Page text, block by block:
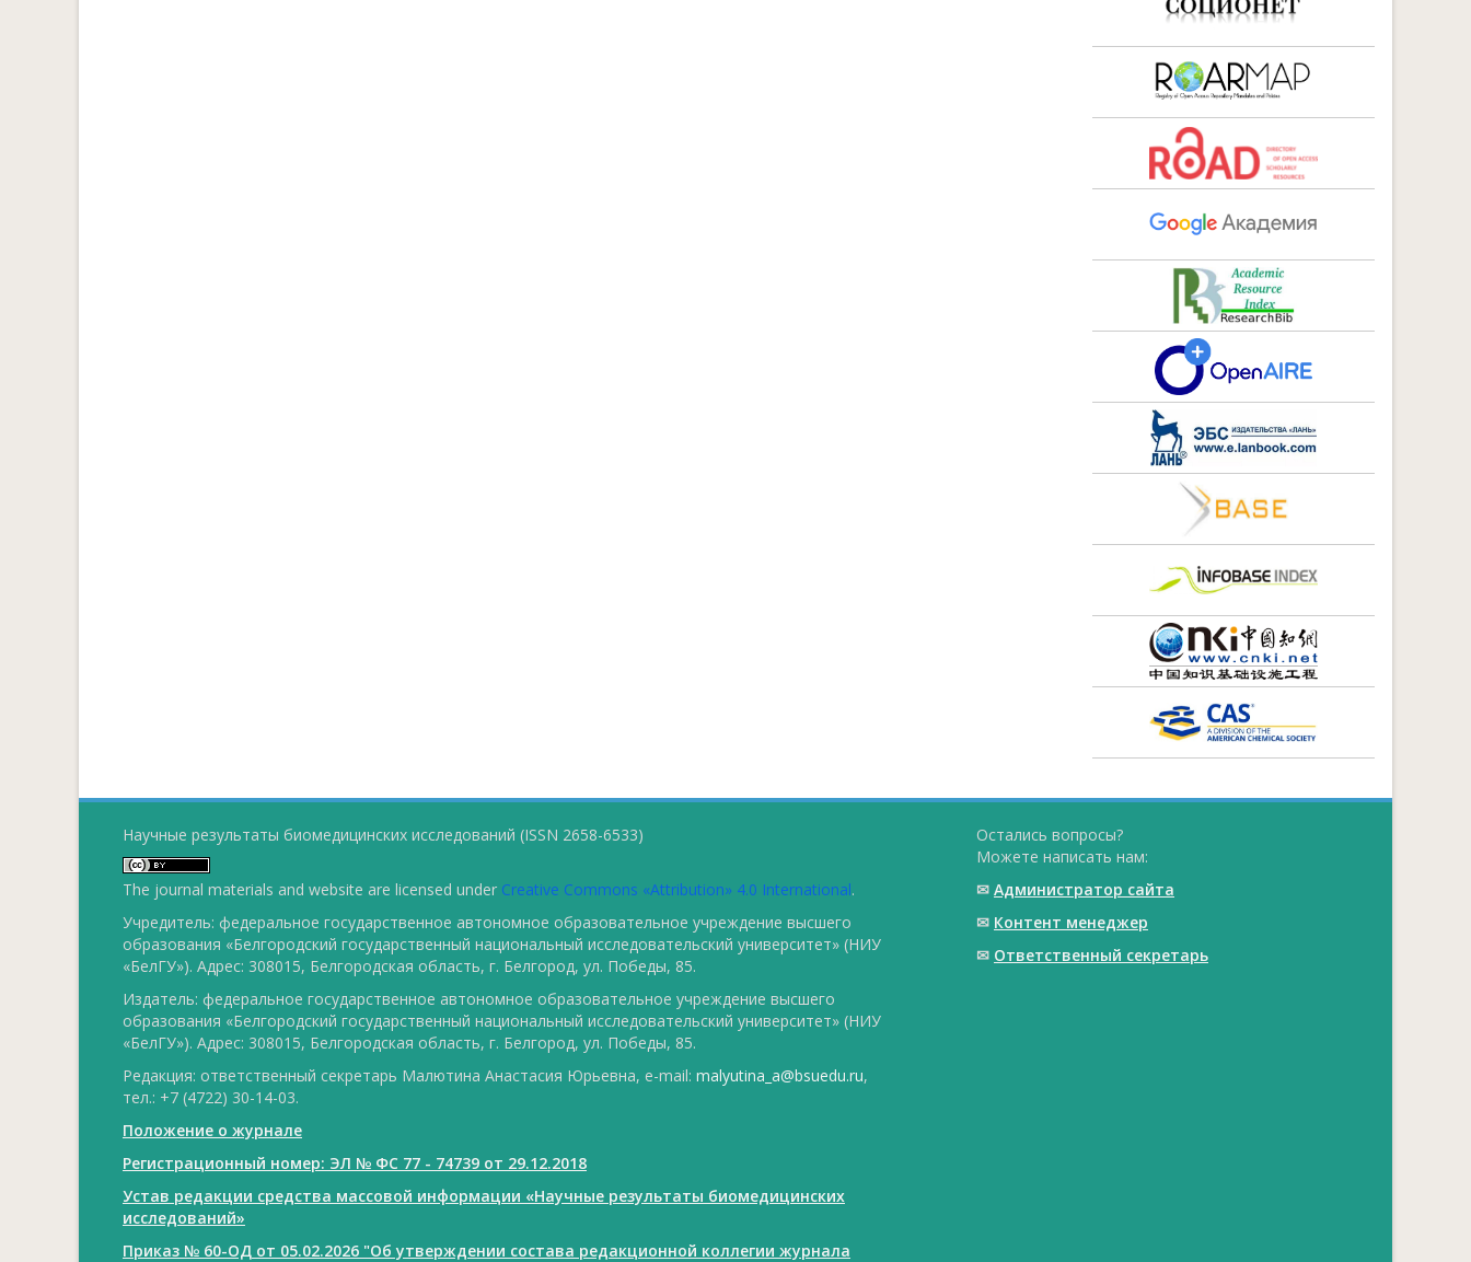
Научные результаты биомедицинских исследований (ISSN 2658-6533)
The journal materials and website are licensed under Creative Commons «Attribution» 4.0 International.
Учредитель: федеральное государственное автономное образовательное учреждение высшего
образования «Белгородский государственный национальный исследовательский университет» (НИУ
«БелГУ»). Адрес: 308015, Белгородская область, г. Белгород, ул. Победы, 85.
Издатель: федеральное государственное автономное образовательное учреждение высшего
образования «Белгородский государственный национальный исследовательский университет» (НИУ
«БелГУ»). Адрес: 308015, Белгородская область, г. Белгород, ул. Победы, 85.
Редакция: ответственный секретарь Малютина Анастасия Юрьевна, e-mail: malyutina_a@bsuedu.ru,
тел.: +7 (4722) 30-14-03.
Положение о журнале
Регистрационный номер: ЭЛ № ФС 77 - 74739 от 29.12.2018
Устав редакции средства массовой информации «Научные результаты биомедицинских
исследований»
Приказ № 60-ОД от 05.02.2026 "Об утверждении состава редакционной коллегии журнала
Остались вопросы?
Можете написать нам:
✉ Администратор сайта
✉ Контент менеджер
✉ Ответственный cекретарь